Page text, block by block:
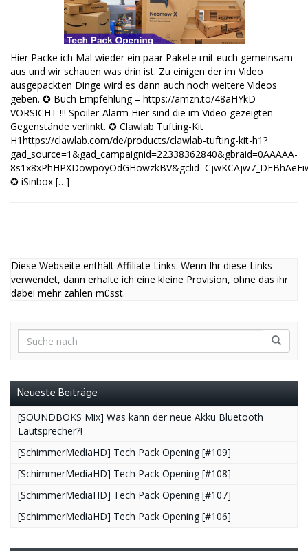
Hier Packe ich Mal wieder ein paar Pakete mit euch gemeinsam
aus und wir schauen was drin ist. Zu einigen der im Video
ausgepackten Dinge wird es dann auch noch weitere Videos
geben. ✪ Buch Empfehlung – https://amzn.to/48aHYkD
VORSICHT !!! Spoiler-Alarm Hier sind die im Video gezeigten
Gegenstände verlinkt. ✪ Clawlab Tufting-Kit
H1https://clawlab.com/de/products/clawlab-tufting-kit-h1?
gad_source=1&gad_campaignid=22338362840&gbraid=0AAAAA-
✪ iSinbox […]
Diese Webseite enthält Affiliate Links. Wenn Ihr diese Links
verwendet, dann erhalte ich eine kleine Provision, ohne das ihr
dabei mehr zahlen müsst.
Neueste Beiträge
[SOUNDBOKS Mix] Was kann der neue Akku Bluetooth
Lautsprecher?!
[SchimmerMediaHD] Tech Pack Opening [#109]
[SchimmerMediaHD] Tech Pack Opening [#108]
[SchimmerMediaHD] Tech Pack Opening [#107]
[SchimmerMediaHD] Tech Pack Opening [#106]